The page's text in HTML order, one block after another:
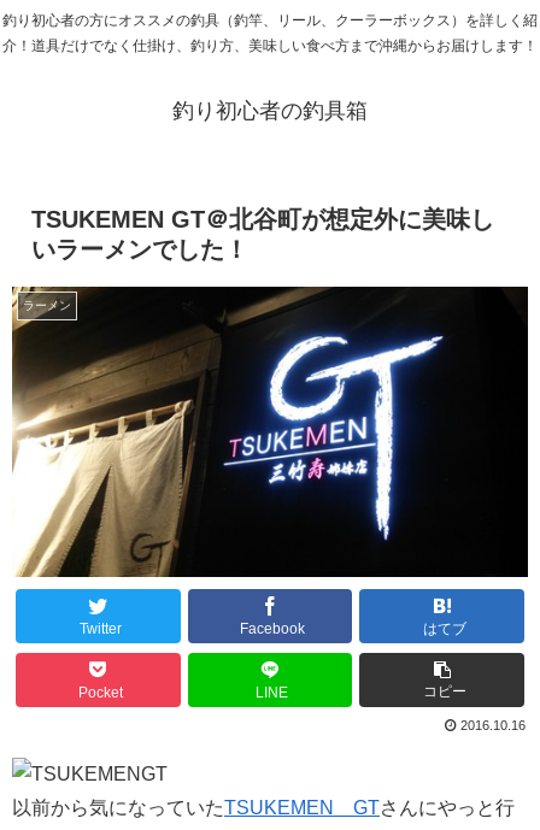
釣り初心者の方にオススメの釣具（釣竿、リール、クーラーボックス）を詳しく紹
介！道具だけでなく仕掛け、釣り方、美味しい食べ方まで沖縄からお届けします！
釣り初心者の釣具箱
TSUKEMEN GT＠北谷町が想定外に美味し
いラーメンでした！
ラーメン
Twitter Facebook はてブ
Pocket LINE コピー
2016.10.16
以前から気になっていたTSUKEMEN GTさんにやっと行